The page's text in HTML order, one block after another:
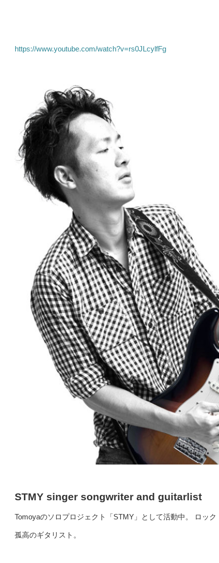
https://www.youtube.com/watch?v=rs0JLcylfFg
STMY singer songwriter and guitarlist
Tomoyaのソロプロジェクト「STMY」として活動中。 ロッ
孤高のギタリスト。